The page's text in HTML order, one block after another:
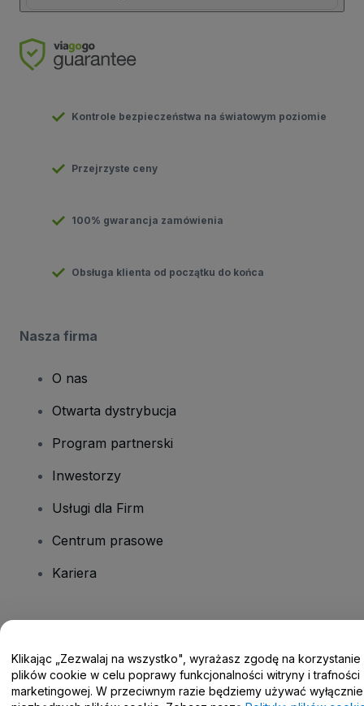
Kontrole bezpieczeństwa na światowym poziomie
Przejrzyste ceny
100% gwarancja zamówienia
Obsługa klienta od początku do końca
Nasza firma
O nas
Otwarta dystrybucja
Program partnerski
Inwestorzy
Usługi dla Firm
Centrum prasowe
Kariera
Centrum pomocy / Skontaktuj się z nami
Klikając „Zezwalaj na wszystko", wyrażasz zgodę na korzystanie
plików cookie w celu poprawy funkcjonalności witryny i trafności
marketingowej. W przeciwnym razie będziemy używać wyłącznie